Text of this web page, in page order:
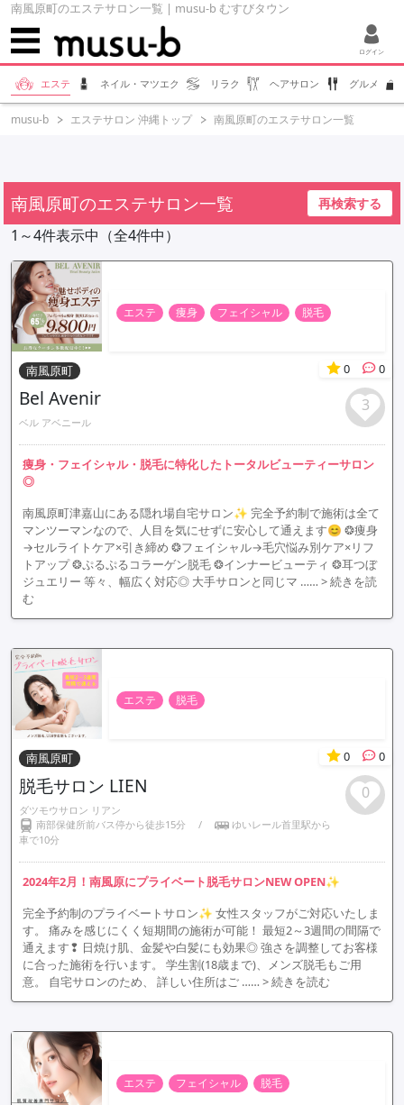
南風原町のエステサロン一覧 | musu-b むすびタウン
ログイン
エステ ネイル・マツエク リラク ヘアサロン グルメ
musu-b エステサロン 沖縄トップ 南風原町のエステサロン一覧
南風原町のエステサロン一覧 再検索する
1～4件表示中（全4件中）
エステ 痩身 フェイシャル 脱毛
南風原町 0 0
Bel Avenir
ベル アベニール
3
痩身・フェイシャル・脱毛に特化したトータルビューティーサロン
◎
南風原町津嘉山にある隠れ場自宅サロン✨ 完全予約制で施術は全て
マンツーマンなので、人目を気にせずに安心して通えます😊 ❂痩身
→セルライトケア×引き締め ❂フェイシャル→毛穴悩み別ケア×リフ
トアップ ❂ぷるぷるコラーゲン脱毛 ❂インナービューティ ❂耳つぼ
ジュエリー 等々、幅広く対応◎ 大手サロンと同じマ …… > 続きを読
む
エステ 脱毛
南風原町 0 0
脱毛サロン LIEN
ダツモウサロン リアン
南部保健所前バス停から徒歩15分
/
ゆいレール首里駅から
車で10分
0
2024年2月！南風原にプライベート脱毛サロンNEW OPEN✨
完全予約制のプライベートサロン✨ 女性スタッフがご対応いたしま
す。 痛みを感じにくく短期間の施術が可能！ 最短2～3週間の間隔で
通えます❢ 日焼け肌、金髪や白髪にも効果◎ 強さを調整してお客様
に合った施術を行います。 学生割(18歳まで)、メンズ脱毛もご用
意。 自宅サロンのため、 詳しい住所はご …… > 続きを読む
エステ フェイシャル 脱毛